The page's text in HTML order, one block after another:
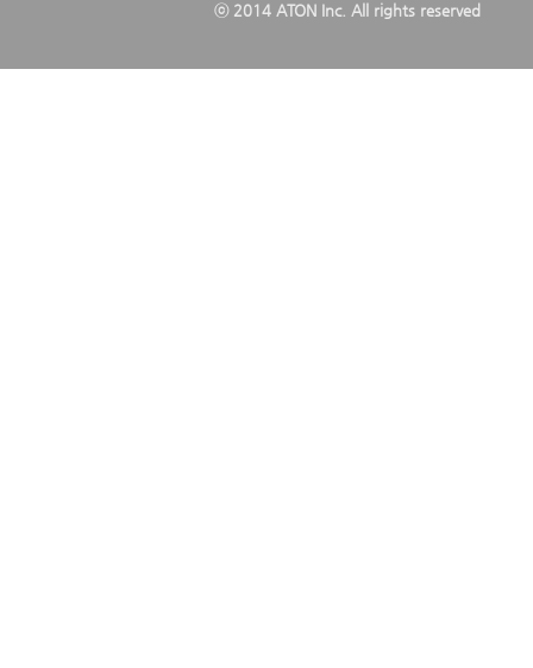
ⓒ 2014 ATON Inc. All rights reserved